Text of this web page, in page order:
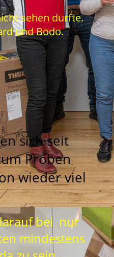
sehen durfte.
und Bodo.
sich seit
Proben
wieder viel
bei nur
mindestens